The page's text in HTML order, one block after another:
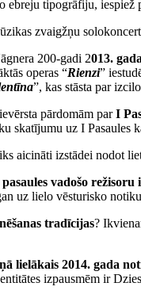
ebreju tipogrāfiju,
zvaigžņu
200-gadi 2013.
operas “Rienzi”
”, kas stāsta par
pārdomām parI
skatījumu uz I Pasaules
aicināti izstādei nodot
vadošo
uz lielo vēsturisko
tradīcijas?
lielākais 2014. gada
izpausmēm ir